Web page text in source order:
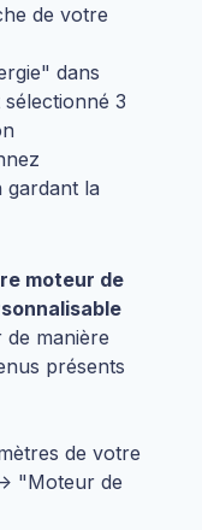
de votre
dans
3
gardant la
moteur de
manière
présents
de votre
"Moteur de